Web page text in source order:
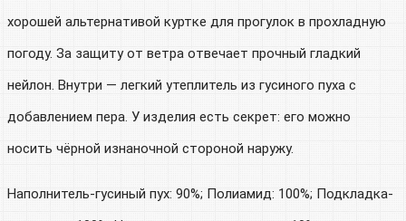
хорошей альтернативой куртке для прогулок в прохладную
погоду. За защиту от ветра отвечает прочный гладкий
нейлон. Внутри — легкий утеплитель из гусиного пуха с
добавлением пера. У изделия есть секрет: его можно
носить чёрной изнаночной стороной наружу.
Наполнитель-гусиный пух: 90%; Полиамид: 100%; Подкладка-